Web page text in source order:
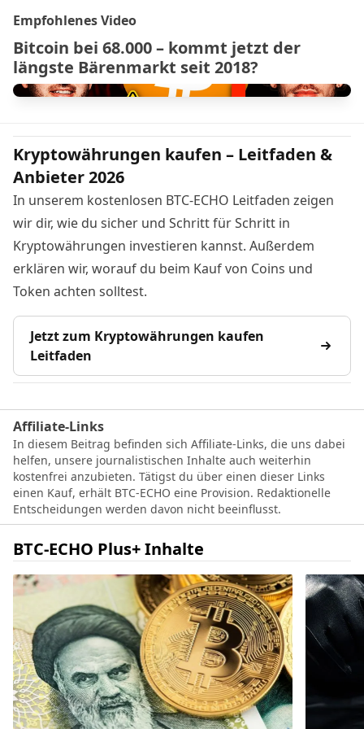
Empfohlenes Video
Bitcoin bei 68.000 – kommt jetzt der
längste Bärenmarkt seit 2018?
Kryptowährungen kaufen – Leitfaden &
Anbieter 2026
In unserem kostenlosen BTC-ECHO Leitfaden zeigen
wir dir, wie du sicher und Schritt für Schritt in
Kryptowährungen investieren kannst. Außerdem
erklären wir, worauf du beim Kauf von Coins und
Token achten solltest.
Jetzt zum Kryptowährungen kaufen
Leitfaden
Affiliate-Links
In diesem Beitrag befinden sich Affiliate-Links, die uns dabei
helfen, unsere journalistischen Inhalte auch weiterhin
kostenfrei anzubieten. Tätigst du über einen dieser Links
einen Kauf, erhält BTC-ECHO eine Provision. Redaktionelle
Entscheidungen werden davon nicht beeinflusst.
BTC-ECHO Plus+ Inhalte